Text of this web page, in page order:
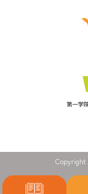
Copyright